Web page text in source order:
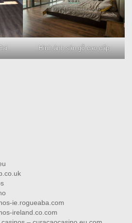
Hình ảnh sàn gỗ cao cấp
ie.rogueaba.com
ireland.co.com